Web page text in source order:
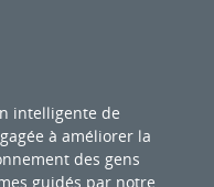
intelligente de
à améliorer la
des gens
guidés par notre